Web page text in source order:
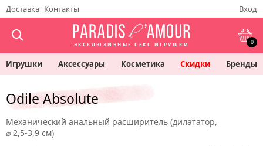
Доставка Контакты Вход
ЭКСКЛЮЗИВНЫЕ СЕКС ИГРУШКИ 0
Игрушки Аксессуары Косметика Скидки Бренды
Odile Absolute
Механический анальный расширитель (дилататор,
⌀ 2,5‑3,9 см)